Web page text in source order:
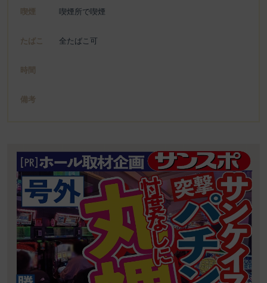
喫煙 喫煙所で喫煙
たばこ 全たばこ可
時間
備考